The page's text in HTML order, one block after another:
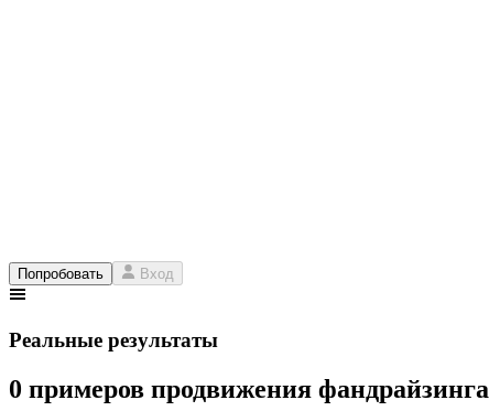
Попробовать Вход
Реальные результаты
0 примеров продвижения